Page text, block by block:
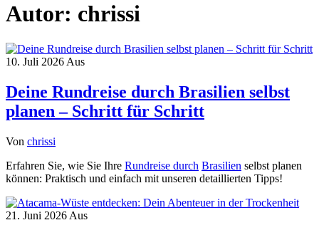
Autor: chrissi
10. Juli 2026 Aus
Deine Rundreise durch Brasilien selbst
planen – Schritt für Schritt
Von chrissi
Erfahren Sie, wie Sie Ihre Rundreise durch Brasilien selbst planen
können: Praktisch und einfach mit unseren detaillierten Tipps!
21. Juni 2026 Aus